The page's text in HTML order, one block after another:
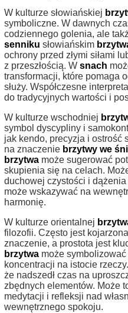
W kulturze słowiańskiej
symboliczne. W dawnych
codziennego golenia, ale
senniku słowiańskim
ochrony przed złymi siłami
z przeszłością. W snach
transformacji, które pomaga
służy. Współczesne
do tradycyjnych wartości i
W kulturze wschodniej
symbol dyscypliny i
jak kendo, precyzja i ostrość
na znaczenie brzytwy we
brzytwa może sugerować
skupienia się na celach.
duchowej czystości i dążenia
może wskazywać na
harmonię.
W kulturze orientalnej
filozofii. Często jest
znaczenie, a prostota jest
brzytwa może
koncentracji na istocie
że nadszedł czas na
zbędnych elementów. Może
medytacji i refleksji nad
wewnętrznego spokoju.